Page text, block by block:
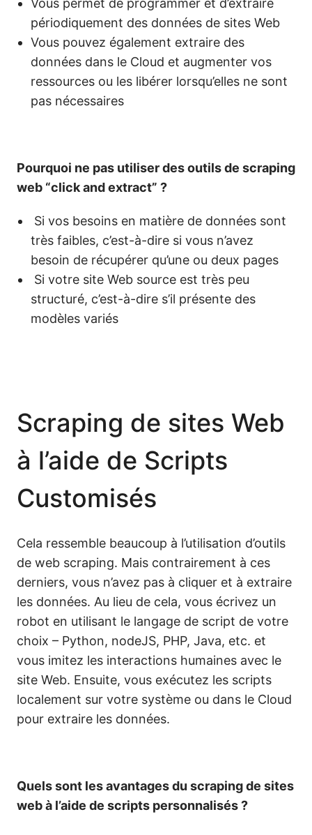
Vous permet de programmer et d’extraire
périodiquement des données de sites Web
Vous pouvez également extraire des
données dans le Cloud et augmenter vos
ressources ou les libérer lorsqu’elles ne sont
pas nécessaires
Pourquoi ne pas utiliser des outils de scraping
web “click and extract” ?
Si vos besoins en matière de données sont
très faibles, c’est-à-dire si vous n’avez
besoin de récupérer qu’une ou deux pages
Si votre site Web source est très peu
structuré, c’est-à-dire s’il présente des
modèles variés
Scraping de sites Web
à l’aide de Scripts
Customisés
Cela ressemble beaucoup à l’utilisation d’outils
de web scraping. Mais contrairement à ces
derniers, vous n’avez pas à cliquer et à extraire
les données. Au lieu de cela, vous écrivez un
robot en utilisant le langage de script de votre
choix – Python, nodeJS, PHP, Java, etc. et
vous imitez les interactions humaines avec le
site Web. Ensuite, vous exécutez les scripts
localement sur votre système ou dans le Cloud
pour extraire les données.
Quels sont les avantages du scraping de sites
web à l’aide de scripts personnalisés ?